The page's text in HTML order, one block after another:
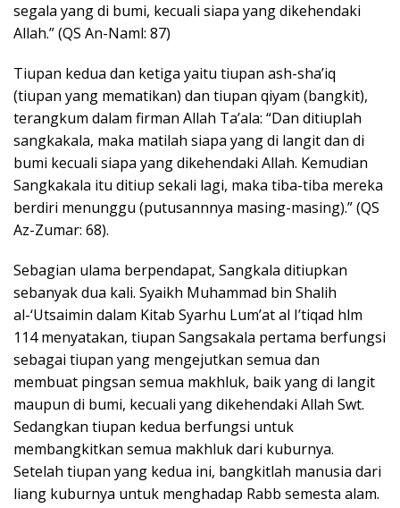
segala yang di bumi, kecuali siapa yang dikehendaki
Allah.” (QS An-Naml: 87)
Tiupan kedua dan ketiga yaitu tiupan ash-sha’iq
(tiupan yang mematikan) dan tiupan qiyam (bangkit),
terangkum dalam firman Allah Ta’ala: “Dan ditiuplah
sangkakala, maka matilah siapa yang di langit dan di
bumi kecuali siapa yang dikehendaki Allah. Kemudian
Sangkakala itu ditiup sekali lagi, maka tiba-tiba mereka
berdiri menunggu (putusannnya masing-masing).” (QS
Az-Zumar: 68).
Sebagian ulama berpendapat, Sangkala ditiupkan
sebanyak dua kali. Syaikh Muhammad bin Shalih
al-‘Utsaimin dalam Kitab Syarhu Lum’at al I’tiqad hlm
114 menyatakan, tiupan Sangsakala pertama berfungsi
sebagai tiupan yang mengejutkan semua dan
membuat pingsan semua makhluk, baik yang di langit
maupun di bumi, kecuali yang dikehendaki Allah Swt.
Sedangkan tiupan kedua berfungsi untuk
membangkitkan semua makhluk dari kuburnya.
Setelah tiupan yang kedua ini, bangkitlah manusia dari
liang kuburnya untuk menghadap Rabb semesta alam.